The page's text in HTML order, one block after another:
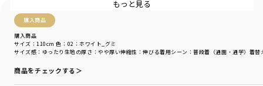
購入商品
購入商品
サイズ感 ：ゆったり 生地の厚さ ：やや厚い伸縮性 ：伸びる着用シーン ：普段着（通園・通学） 着替
サイズ：110cm 色：02：ホワイト_グミ
商品をチェックする＞
肌触りが良くお子様の肌にも安心です
■DRCbranshesとは?■
Daily…毎日
Relax…力を抜いて、くつろぐ
Comfortable…気持ちの良い、快適な
もっと見る